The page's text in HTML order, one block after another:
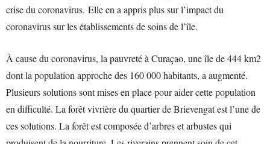
crise du coronavirus. Elle en a appris plus sur l’impact du
coronavirus sur les établissements de soins de l’île.
À cause du coronavirus, la pauvreté à Curaçao, une île de 444 km2
dont la population approche des 160 000 habitants, a augmenté.
Plusieurs solutions sont mises en place pour aider cette population
en difficulté. La forêt vivrière du quartier de Brievengat est l’une de
ces solutions. La forêt est composée d’arbres et arbustes qui